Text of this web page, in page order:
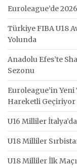
Euroleague’de
Türkiye FIBA U18
Yolunda
Anadolu Efes’te
Sezonu
Euroleague’in
Hareketli Geçiriyor
U16 Milliler
U18 Milliler
U18 Milliler İlk